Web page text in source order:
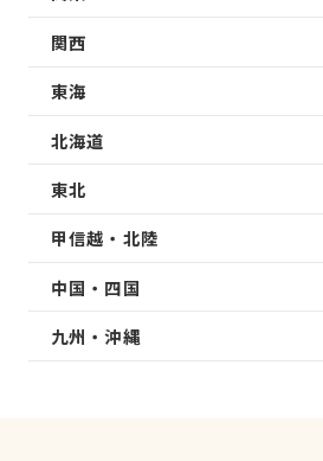
関西
東海
北海道
東北
甲信越・北陸
中国・四国
九州・沖縄